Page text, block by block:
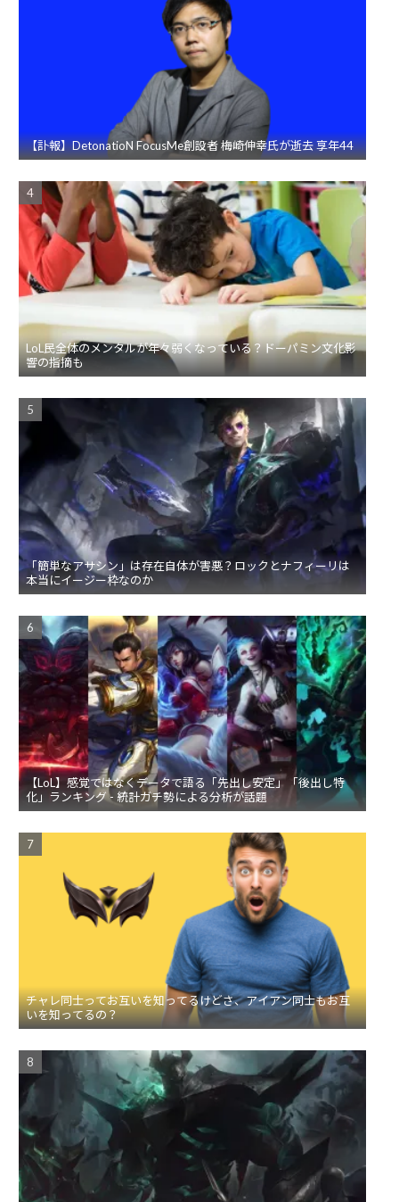
【訃報】DetonatioN FocusMe創設者 梅崎伸幸氏が逝去 享年44
LoL民全体のメンタルが年々弱くなっている？ドーパミン文化影
響の指摘も
「簡単なアサシン」は存在自体が害悪？ロックとナフィーリは
本当にイージー枠なのか
【LoL】感覚ではなくデータで語る「先出し安定」「後出し特
化」ランキング - 統計ガチ勢による分析が話題
チャレ同士ってお互いを知ってるけどさ、アイアン同士もお互
いを知ってるの？